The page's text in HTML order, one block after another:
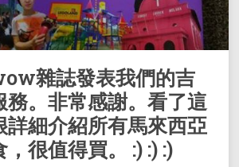
雜誌發表我們的吉
務。非常感謝。看了這
詳細介紹所有馬來西亞
很值得買。 :) :) :)